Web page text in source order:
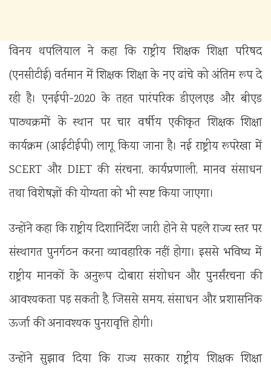
विनय थपलियाल ने कहा कि राष्ट्रीय शिक्षक शिक्षा परिषद
(एनसीटीई) वर्तमान में शिक्षक शिक्षा के नए ढांचे को अंतिम रूप दे
रही है। एनईपी-2020 के तहत पारंपरिक डीएलएड और बीएड
पाठ्यक्रमों के स्थान पर चार वर्षीय एकीकृत शिक्षक शिक्षा
कार्यक्रम (आईटीईपी) लागू किया जाना है। नई राष्ट्रीय रूपरेखा में
SCERT और DIET की संरचना, कार्यप्रणाली, मानव संसाधन
तथा विशेषज्ञों की योग्यता को भी स्पष्ट किया जाएगा।
उन्होंने कहा कि राष्ट्रीय दिशानिर्देश जारी होने से पहले राज्य स्तर पर
संस्थागत पुनर्गठन करना व्यावहारिक नहीं होगा। इससे भविष्य में
राष्ट्रीय मानकों के अनुरूप दोबारा संशोधन और पुनर्संरचना की
आवश्यकता पड़ सकती है, जिससे समय, संसाधन और प्रशासनिक
ऊर्जा की अनावश्यक पुनरावृत्ति होगी।
उन्होंने सुझाव दिया कि राज्य सरकार राष्ट्रीय शिक्षक शिक्षा